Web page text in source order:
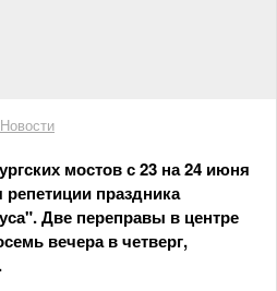
мостов с 23 на 24 июня
праздника
Две переправы в центре
вечера в четверг,